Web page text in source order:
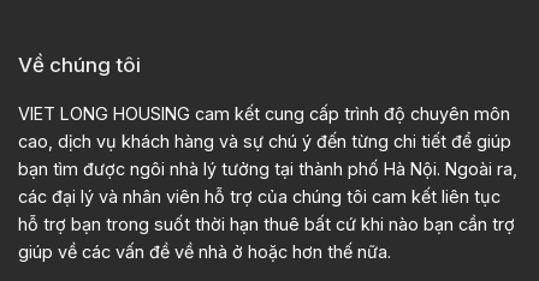
Về chúng tôi
VIET LONG HOUSING cam kết cung cấp trình độ chuyên môn
cao, dịch vụ khách hàng và sự chú ý đến từng chi tiết để giúp
bạn tìm được ngôi nhà lý tưởng tại thành phố Hà Nội. Ngoài ra,
các đại lý và nhân viên hỗ trợ của chúng tôi cam kết liên tục
hỗ trợ bạn trong suốt thời hạn thuê bất cứ khi nào bạn cần trợ
giúp về các vấn đề về nhà ở hoặc hơn thế nữa.